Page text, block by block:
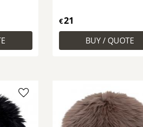
€21
Add to favorites